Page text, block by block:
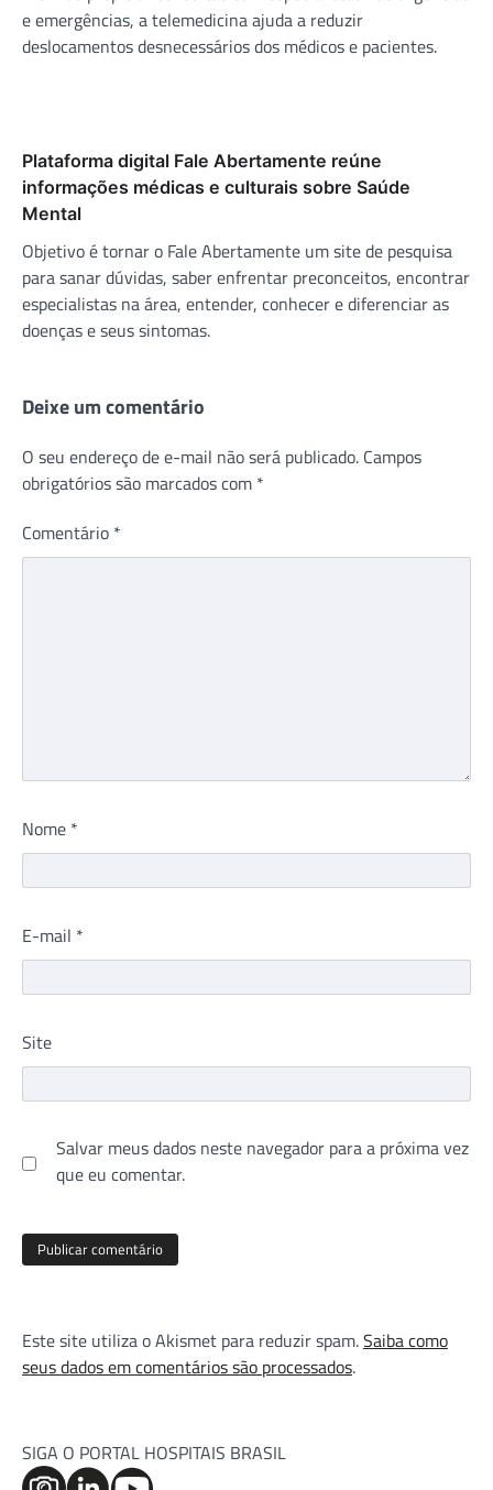
e emergências, a telemedicina ajuda a reduzir
deslocamentos desnecessários dos médicos e pacientes.
Plataforma digital Fale Abertamente reúne
informações médicas e culturais sobre Saúde
Mental
Objetivo é tornar o Fale Abertamente um site de pesquisa
para sanar dúvidas, saber enfrentar preconceitos, encontrar
especialistas na área, entender, conhecer e diferenciar as
doenças e seus sintomas.
Deixe um comentário
O seu endereço de e-mail não será publicado. Campos
obrigatórios são marcados com *
Comentário *
Nome *
E-mail *
Site
Salvar meus dados neste navegador para a próxima vez
que eu comentar.
Este site utiliza o Akismet para reduzir spam.Saiba como
seus dados em comentários são processados.
SIGA O PORTAL HOSPITAIS BRASIL